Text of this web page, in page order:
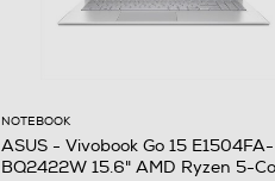
NOTEBOOK
ASUS - Vivobook Go 15 E1504FA-
BQ2422W 15.6" AMD Ryzen 5-